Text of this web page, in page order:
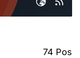
74 Pos